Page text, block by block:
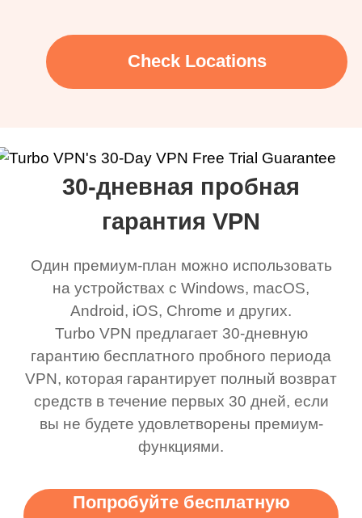
Check Locations
30-дневная пробная
гарантия VPN
Один премиум-план можно использовать
на устройствах с Windows, macOS,
Android, iOS, Chrome и других.
Turbo VPN предлагает 30-дневную
гарантию бесплатного пробного периода
VPN, которая гарантирует полный возврат
средств в течение первых 30 дней, если
вы не будете удовлетворены премиум-
функциями.
Попробуйте бесплатную